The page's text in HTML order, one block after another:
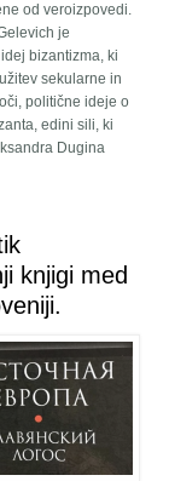
od veroizpovedi.
je
bizantizma, ki
sekularne in
politične ideje o
edini sili, ki
Dugina
knjigi med